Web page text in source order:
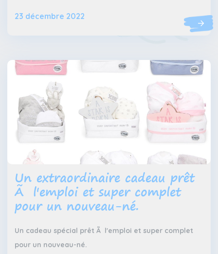
23 décembre 2022
Un extraordinaire cadeau prêt
Ã l'emploi et super complet
pour un nouveau-né.
Un cadeau spécial prêt Ã l'emploi et super complet
pour un nouveau-né.